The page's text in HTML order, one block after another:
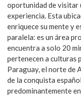
oportunidad de visitar
experiencia. Esta
enriquece su mente y
paralela: es un área
encuentra a solo 20
pertenecen a culturas
Paraguay, el norte de
de la conquista
predominantemente